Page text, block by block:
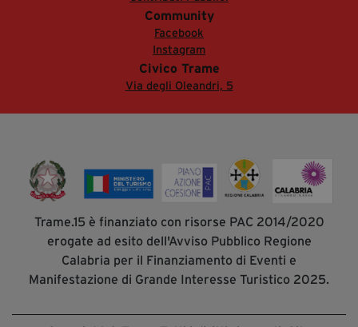
Community
Facebook
Instagram
Civico Trame
Via degli Oleandri, 5
Trame.15 è finanziato con risorse PAC 2014/2020
erogate ad esito dell'Avviso Pubblico Regione
Calabria per il Finanziamento di Eventi e
Manifestazione di Grande Interesse Turistico 2025.